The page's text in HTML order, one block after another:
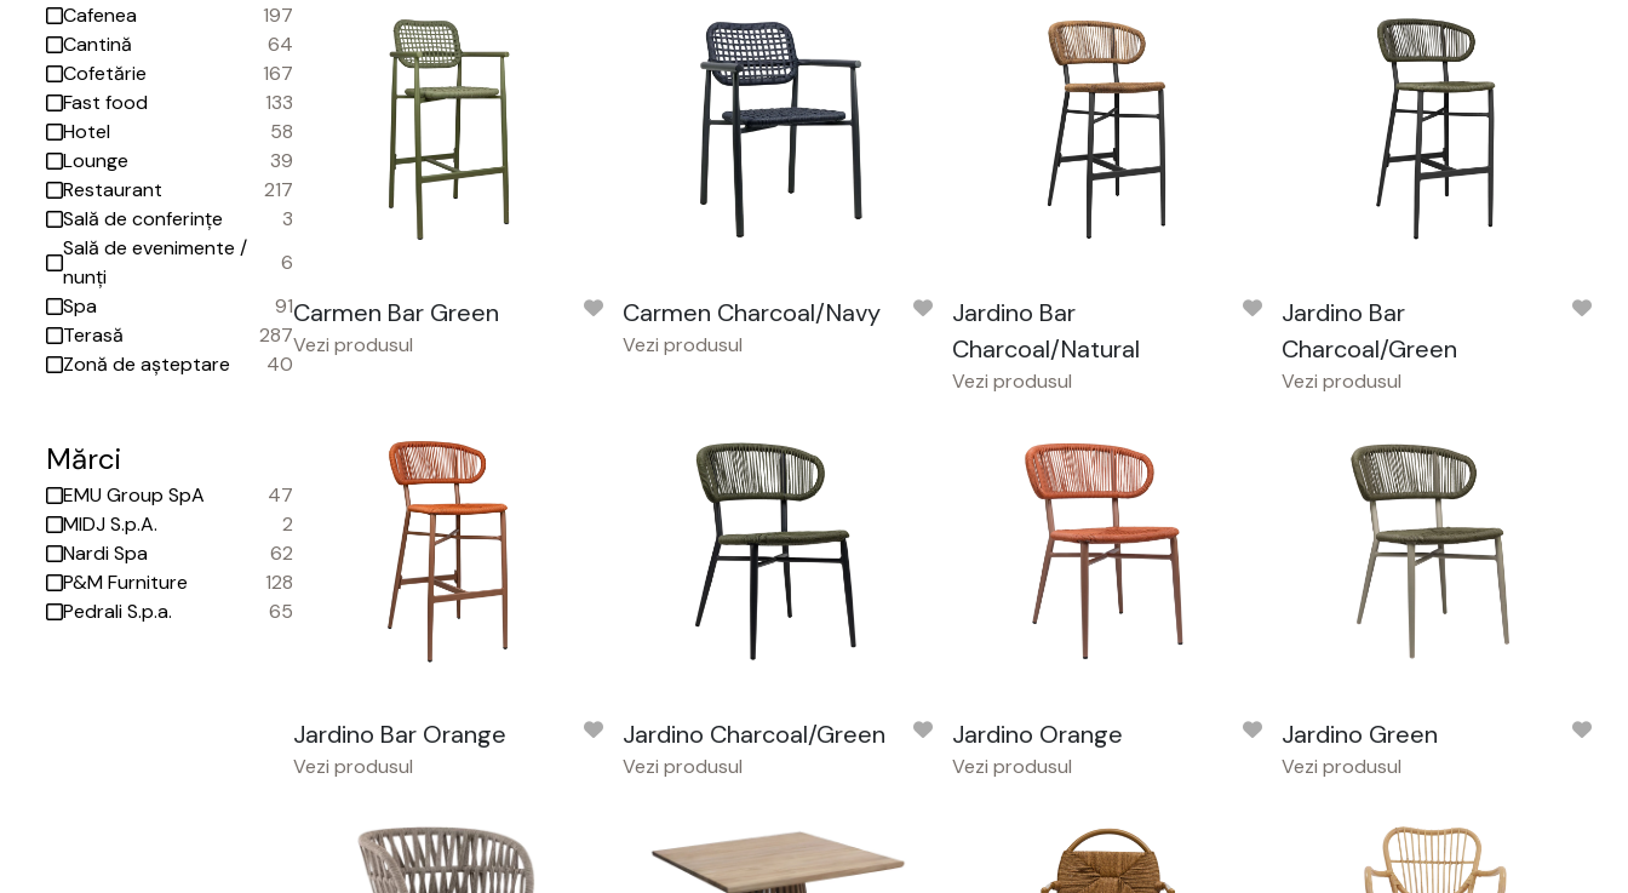
Cafenea
197
Cantină
64
Cofetărie
167
Fast food
133
Hotel
58
Lounge
39
Restaurant
217
Sală de conferințe
3
Sală de evenimente /
nunți
6
Spa
91
Terasă
287
Zonă de așteptare
40
Mărci
EMU Group SpA
47
MIDJ S.p.A.
2
Nardi Spa
62
P&M Furniture
128
Pedrali S.p.a.
65
Carmen Bar Green
Vezi produsul
Carmen Charcoal/Navy
Vezi produsul
Jardino Bar
Charcoal/Natural
Vezi produsul
Jardino Bar
Charcoal/Green
Vezi produsul
Jardino Bar Orange
Vezi produsul
Jardino Charcoal/Green
Vezi produsul
Jardino Orange
Vezi produsul
Jardino Green
Vezi produsul